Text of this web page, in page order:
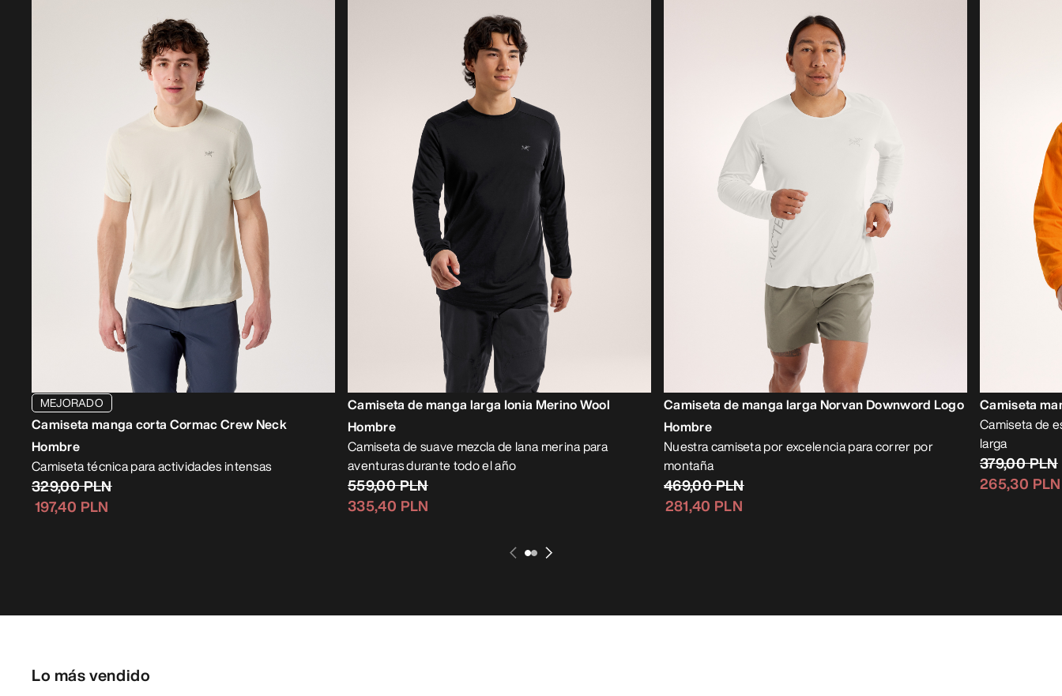
MEJORADO
Camiseta manga corta Cormac Crew Neck
Hombre
Camiseta técnica para actividades intensas
329,00 PLN
197,40 PLN
Camiseta de manga larga Ionia Merino Wool
Hombre
Camiseta de suave mezcla de lana merina para
aventuras durante todo el año
559,00 PLN
335,40 PLN
Camiseta de manga larga Norvan Downword Logo
Hombre
Nuestra camiseta por excelencia para correr por
montaña
469,00 PLN
281,40 PLN
Camiseta
Camiseta de
larga
379,00 PLN
265,30 PLN
Lo más vendido